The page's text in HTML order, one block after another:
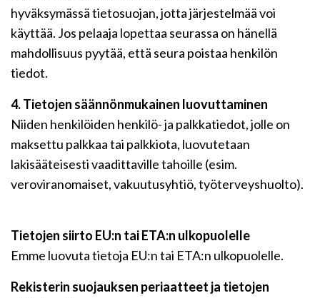
hyväksymässä tietosuojan, jotta järjestelmää voi
käyttää. Jos pelaaja lopettaa seurassa on hänellä
mahdollisuus pyytää, että seura poistaa henkilön
tiedot.
4. Tietojen säännönmukainen luovuttaminen
Niiden henkilöiden henkilö- ja palkkatiedot, jolle on
maksettu palkkaa tai palkkiota, luovutetaan
lakisääteisesti vaadittaville tahoille (esim.
veroviranomaiset, vakuutusyhtiö, työterveyshuolto).
Tietojen siirto EU:n tai ETA:n ulkopuolelle
Emme luovuta tietoja EU:n tai ETA:n ulkopuolelle.
Rekisterin suojauksen periaatteet ja tietojen